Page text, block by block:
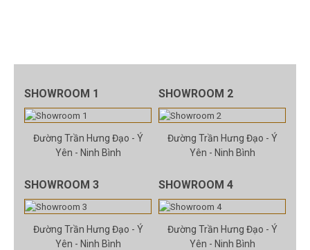
SHOWROOM 1
Đường Trần Hưng Đạo - Ý
Yên - Ninh Bình
SHOWROOM 2
Đường Trần Hưng Đạo - Ý
Yên - Ninh Bình
SHOWROOM 3
Đường Trần Hưng Đạo - Ý
Yên - Ninh Bình
SHOWROOM 4
Đường Trần Hưng Đạo - Ý
Yên - Ninh Bình